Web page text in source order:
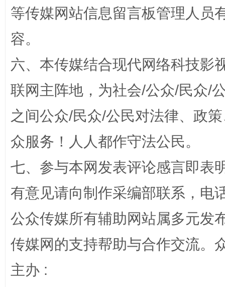
东山县通报“牛蛙产品抗生素超标问题”
等传媒网站信息留言板管理人员
容。
六、本传媒结合现代网络科技影
联网主阵地，为社会/公众/民众/
之间公众/民众/公民对法律、政
众服务！人人都作守法公民。
七、参与本网发表评论感言即表
有意见请向制作采编部联系，电
公众传媒所有辅助网站属多元发
传媒网的支持帮助与合作交流。
主办 :